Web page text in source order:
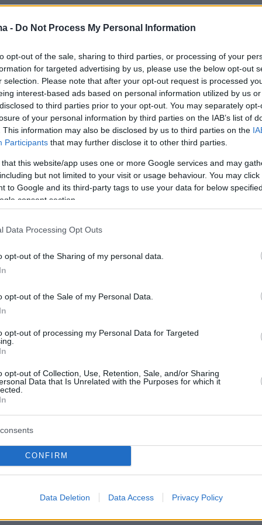
- Do Not Process My Personal Information
opt-out of the sale, sharing to third parties, or processing of your
for targeted advertising by us, please use the below opt-out
selection. Please note that after your opt-out request is processed
interest-based ads based on personal information utilized by us
to third parties prior to your opt-out. You may separately
of your personal information by third parties on the IAB’s list of
This information may also be disclosed by us to third parties on the
Participants that may further disclose it to other third parties.
that this website/app uses one or more Google services and may
but not limited to your visit or usage behaviour. You may
to Google and its third-party tags to use your data for below
consent section.
Data Processing Opt Outs
opt-out of the Sharing of my personal data.
opt-out of the Sale of my Personal Data.
opt-out of processing my Personal Data for Targeted
opt-out of Collection, Use, Retention, Sale, and/or Sharing
Data that Is Unrelated with the Purposes for which it
CONFIRM
Data Deletion Data Access Privacy Policy
σημείωσε πως είναι δύσκολο να
τους συνωστισμούς, το άνοιγμα
κ.α.«Η αύξηση που εντοπίζεται στην
σε καμμία χαλάρωση», είπε χαρακτηριστικά.
τα δώσει μία εξήγηση, μίλησε για τις
σε εσωτερικούς και εξωτερικούς χώρους
κάτι που εντοπίζεται, όπως είπε, και
η Γαλλία. Το
αρνητικές επιδράσεις των δραστηριοτήτων
σήμερα.
:
δολοφονία 34χρονου στην Κύπρο
Η νεαρή κληρονόμος που... στειρώθηκε
της: Σταρ, γαλαζοαίματοι και...
διεκδικούν μετά τον χωρισμό